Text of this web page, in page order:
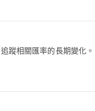
蹤相關匯率的長期變化。